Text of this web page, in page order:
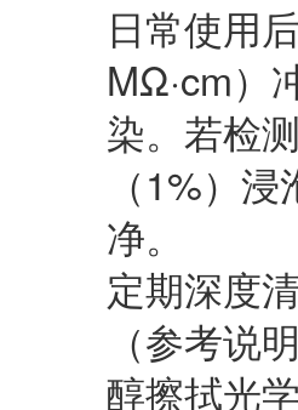
日常使用
MΩ·cm）
染。若检
（1%）
净。
定期深度
（参考说
醇擦拭光